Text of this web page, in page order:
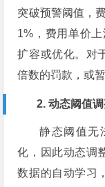
突破预警阈值，
1%，费用单价
扩容或优化。对
倍数的罚款，或
2. 动态阈值
静态阈值无
化，因此动态调
数据的自动学习